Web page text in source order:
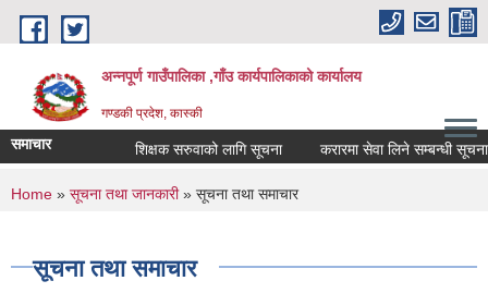
Skip to main content
अन्नपूर्ण गाउँपालिका ,गाँउ कार्यपालिकाको कार्यालय
गण्डकी प्रदेश, कास्की
समाचार शिक्षक सरुवाको लागि सूचना करारमा सेवा लिने सम्बन्धी सूचना ।
You are here
Home » सूचना तथा जानकारी» सूचना तथा समाचार
सूचना तथा समाचार